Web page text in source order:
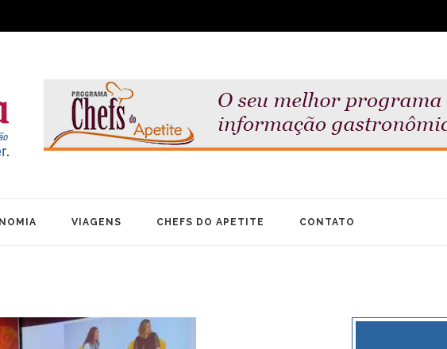
VIAGENS CHEFS DO APETITE CONTATO